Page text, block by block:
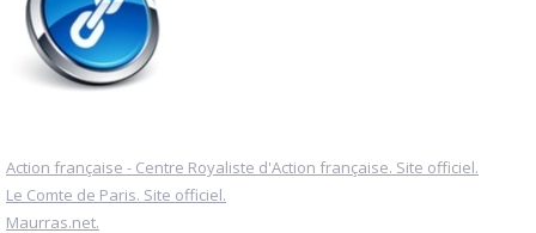
Action française - Centre Royaliste d'Action française. Site officiel.
Le Comte de Paris. Site officiel.
Maurras.net.